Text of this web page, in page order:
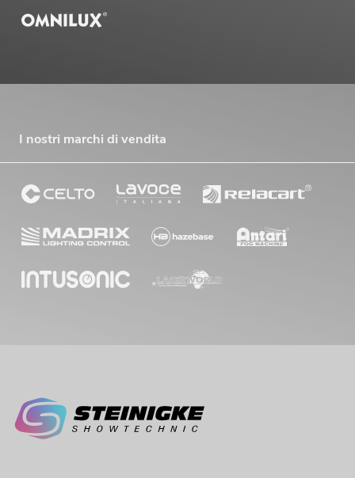
I nostri marchi di vendita